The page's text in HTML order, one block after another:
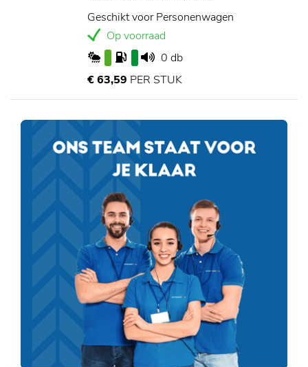
Geschikt voor Personenwagen
Op voorraad
0 db
€ 63,59 PER STUK